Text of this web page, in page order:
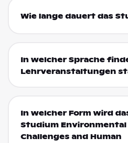
Wie lange dauert das
In welcher Sprache
Lehrveranstaltungen
In welcher Form wird
Studium Environmental
Challenges and Human